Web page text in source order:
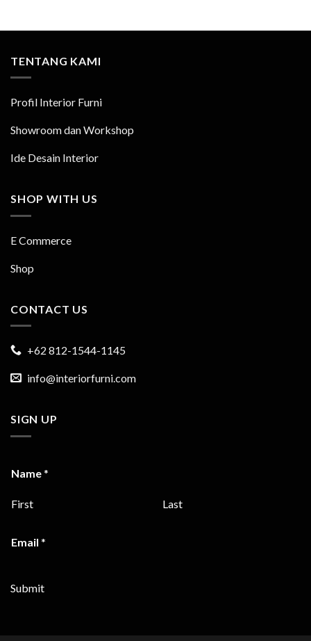
TENTANG KAMI
Profil Interior Furni
Showroom dan Workshop
Ide Desain Interior
SHOP WITH US
E Commerce
Shop
CONTACT US
+62 812-1544-1145
info@interiorfurni.com
SIGN UP
Name*
First Last
Email *
Submit